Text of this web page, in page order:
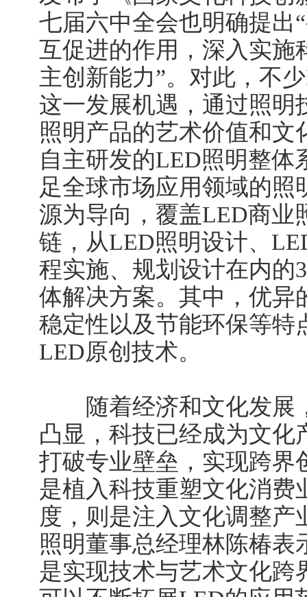
七届六中全会也明确提出
互促进的作用，深入实施
主创新能力”。对此，不
这一发展机遇，通过照明
照明产品的艺术价值和文
自主研发的LED照明整体
足全球市场应用领域的
源为导向，覆盖LED商业
链，从LED照明设计、
程实施、规划设计在内的
体解决方案。其中，优异
稳定性以及节能环保等特
LED原创技术。
随着经济和文化发展
凸显，科技已经成为文化
打破专业壁垒，实现跨界
是植入科技重塑文化消费
度，则是注入文化调整
照明董事总经理林陈椿表
是实现技术与艺术文化跨